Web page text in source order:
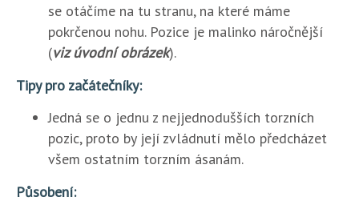
se otáčíme na tu stranu, na které máme
pokrčenou nohu. Pozice je malinko náročnější
(viz úvodní obrázek).
Tipy pro začátečníky:
Jedná se o jednu z nejjednodušších torzních
pozic, proto by její zvládnutí mělo předcházet
všem ostatním torzním ásanám.
Působení: